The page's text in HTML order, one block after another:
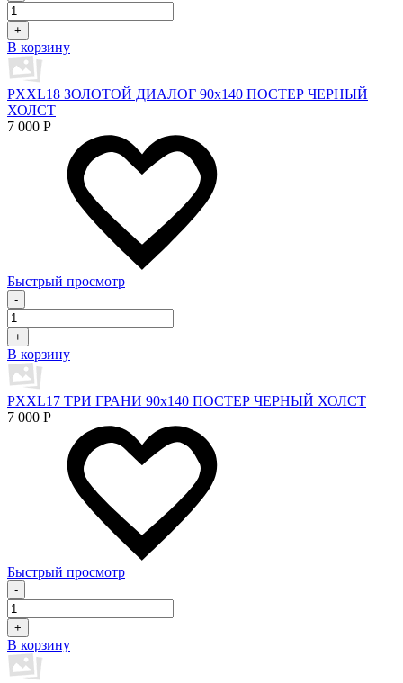
+
В корзину
PXXL18 ЗОЛОТОЙ ДИАЛОГ 90x140 ПОСТЕР ЧЕРНЫЙ
ХОЛСТ
7 000 Р
Быстрый просмотр
-
+
В корзину
PXXL17 ТРИ ГРАНИ 90x140 ПОСТЕР ЧЕРНЫЙ ХОЛСТ
7 000 Р
Быстрый просмотр
-
+
В корзину